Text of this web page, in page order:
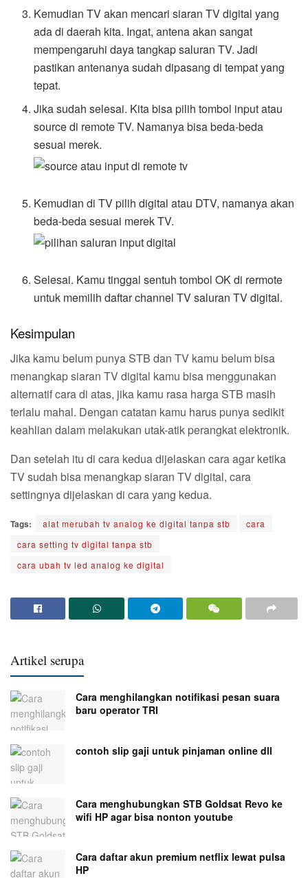
Kemudian TV akan mencari siaran TV digital yang
ada di daerah kita. Ingat, antena akan sangat
mempengaruhi daya tangkap saluran TV. Jadi
pastikan antenanya sudah dipasang di tempat yang
tepat.
Jika sudah selesai. Kita bisa pilih tombol input atau
source di remote TV. Namanya bisa beda-beda
sesuai merek.
Kemudian di TV pilih digital atau DTV, namanya akan
beda-beda sesuai merek TV.
Selesai. Kamu tinggal sentuh tombol OK di rermote
untuk memilih daftar channel TV saluran TV digital.
Kesimpulan
Jika kamu belum punya STB dan TV kamu belum bisa
menangkap siaran TV digital kamu bisa menggunakan
alternatif cara di atas, jika kamu rasa harga STB masih
terlalu mahal. Dengan catatan kamu harus punya sedikit
keahlian dalam melakukan utak-atik perangkat elektronik.
Dan setelah itu di cara kedua dijelaskan cara agar ketika
TV sudah bisa menangkap siaran TV digital, cara
settingnya dijelaskan di cara yang kedua.
Tags: alat merubah tv analog ke digital tanpa stb
cara
cara setting tv digital tanpa stb
cara ubah tv led analog ke digital
Artikel serupa
Cara menghilangkan notifikasi pesan suara
baru operator TRI
contoh slip gaji untuk pinjaman online dll
Cara menghubungkan STB Goldsat Revo ke
wifi HP agar bisa nonton youtube
Cara daftar akun premium netflix lewat pulsa
HP